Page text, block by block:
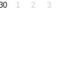
1 2 3